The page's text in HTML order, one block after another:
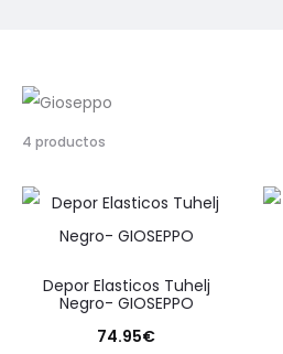
4 productos
resultados
Ordenado
últimos
Depor Elasticos Tuhelj
Negro- GIOSEPPO
74.95€